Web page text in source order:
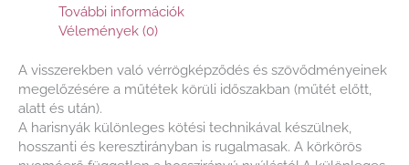
További információk
Vélemények (0)
A visszerekben való vérrögképződés és szövődményeinek
megelőzésére a műtétek körüli időszakban (műtét előtt,
alatt és után).
A harisnyák különleges kötési technikával készülnek,
hosszanti és keresztirányban is rugalmasak. A körkörös